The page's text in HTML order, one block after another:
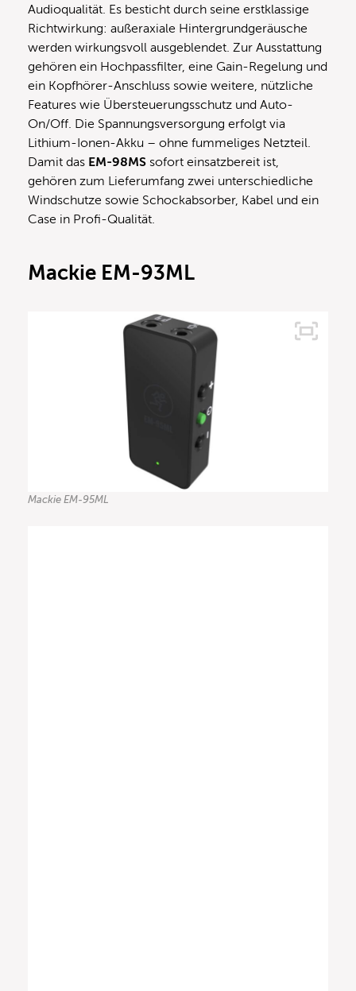
Audioqualität. Es besticht durch seine erstklassige
Richtwirkung: außeraxiale Hintergrundgeräusche
werden wirkungsvoll ausgeblendet. Zur Ausstattung
gehören ein Hochpassfilter, eine Gain-Regelung und
ein Kopfhörer-Anschluss sowie weitere, nützliche
Features wie Übersteuerungsschutz und Auto-
On/Off. Die Spannungsversorgung erfolgt via
Lithium-Ionen-Akku – ohne fummeliges Netzteil.
Damit das EM-98MS sofort einsatzbereit ist,
gehören zum Lieferumfang zwei unterschiedliche
Windschutze sowie Schockabsorber, Kabel und ein
Case in Profi-Qualität.
Mackie EM-93ML
Mackie EM-95ML